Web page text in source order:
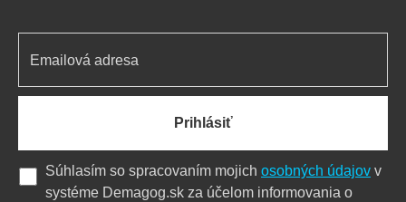
Prihlásiť
Súhlasím so spracovaním mojich osobných údajov v
systéme Demagog.sk za účelom informovania o